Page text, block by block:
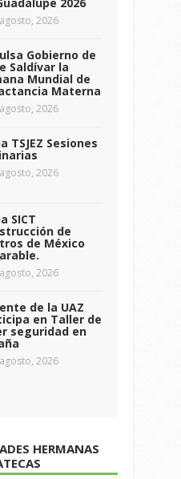
2026
Gobierno de
Saldívar la
Mundial de
Materna
2026
TSJEZ Sesiones
2026
SICT
de
de México
2026
de la UAZ
en Taller de
seguridad en
2026
HERMANAS